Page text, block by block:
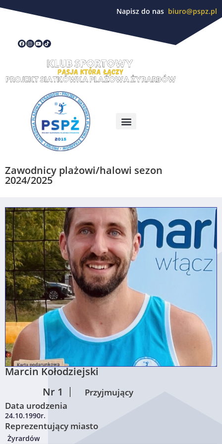
Napisz do nas biuro@pspz.pl
Zawodnicy plażowi/halowi sezon
2024/2025
Marcin Kołodziejski
Nr 1
Przyjmujący
Data urodzenia
24.10.1990r.
Reprezentujący miasto
Żyrardów